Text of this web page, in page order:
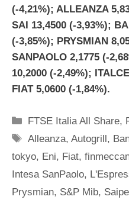
(-4,21%); ALLEANZA
SAI 13,4500 (-3,93%);
(-3,85%); PRYSMIAN
SANPAOLO 2,1775 (-
10,2000 (-2,49%);
FIAT 5,0600 (-1,84%).
Categorie
FTSE Italia All Share,
Tag
Alleanza,Autogrill,
tokyo, Eni, Fiat,
Intesa SanPaolo,
Prysmian, S&P Mib,